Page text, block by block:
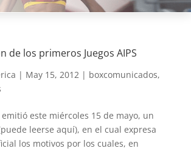
de los primeros Juegos AIPS
| May 15, 2012| boxcomunicados,
emitió este miércoles 15 de mayo, un
leerse aquí), en el cual expresa
los motivos por los cuales, en